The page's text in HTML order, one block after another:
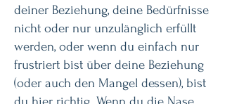
deiner Beziehung, deine Bedürfnisse
nicht oder nur unzulänglich erfüllt
werden, oder wenn du einfach nur
frustriert bist über deine Beziehung
(oder auch den Mangel dessen), bist